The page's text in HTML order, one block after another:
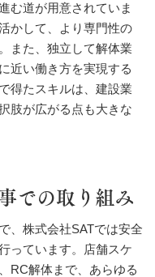
む道が用意されていま
かして、より専門性の
また、独立して解体業
近い働き方を実現する
得たスキルは、建設業
肢が広がる点も大きな
での取り組み
、株式会社SATでは安全
っています。店舗スケ
RC解体まで、あらゆる